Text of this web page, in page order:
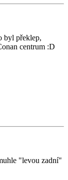
byl překlep,
centrum :D
"levou zadní"